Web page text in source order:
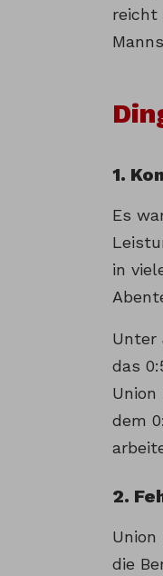
reicht
1.
Es
in
Unter
das
Union
dem
2.
die